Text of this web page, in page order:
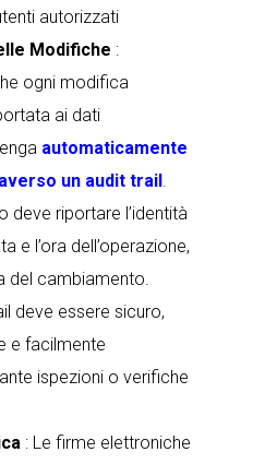
autorizzati
Modifiche :
ogni modifica
ai dati
automaticamente
un audit trail.
deve riportare l’identità
e l’ora dell’operazione,
del cambiamento.
deve essere sicuro,
e facilmente
ispezioni o verifiche
: Le firme elettroniche